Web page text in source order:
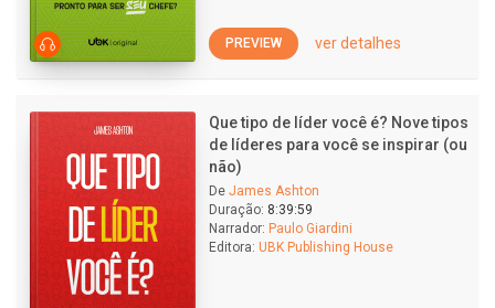
PREVIEW ver detalhes
Que tipo de líder você é? Nove tipos
de líderes para você se inspirar (ou
não)
De James Ashton
Duração: 8:39:59
Narrador: Paulo Giardini
Editora: UBK Publishing House